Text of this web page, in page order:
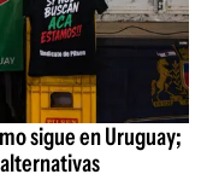
sigue en Uruguay;